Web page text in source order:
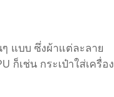
แบบ ซึ่งผ้าแต่ละลาย
ก็เช่น กระเป๋าใส่เครื่อง